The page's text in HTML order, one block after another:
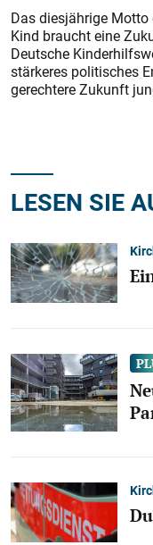
Das diesjährige Motto
Kind braucht eine
Deutsche
stärkeres politisches
gerechtere Zukunft
LESEN SIE